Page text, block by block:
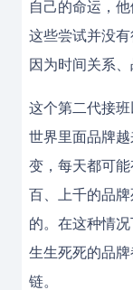
自己的命运，
这些尝试并没
因为时间关系、
这个第二代接
世界里面品牌
变，每天都可
百、上千的品
的。在这种情
生生死死的品
链。